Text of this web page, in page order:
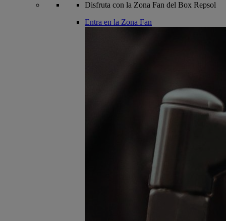
Disfruta con la Zona Fan del Box Repsol
Entra en la Zona Fan